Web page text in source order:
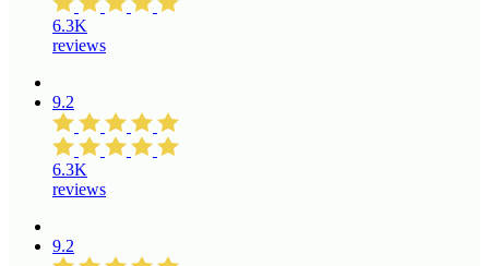
6.3K
reviews
9.2
6.3K
reviews
9.2